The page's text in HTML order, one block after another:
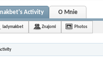
Activity O Mnie
ladymakbet Znajomi Photos